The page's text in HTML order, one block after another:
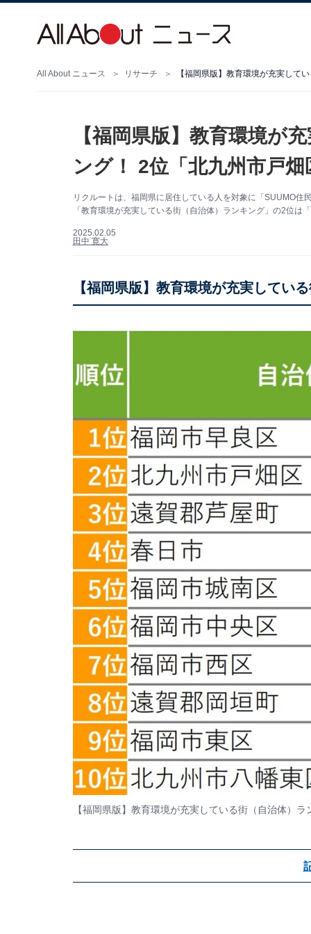
All About ニュース リサーチ 【福岡県版】教育環境が充実して
【福岡県版】教育環境が
ング！ 2位「北九州市戸
リクルートは、福岡県に居住している人を対象に「SUUMO
「教育環境が充実している街（自治体）ランキング」の2位は
2025.02.05
田中 寛大
【福岡県版】教育環境が充実してい
【福岡県版】教育環境が充実している街（自治体）ラ